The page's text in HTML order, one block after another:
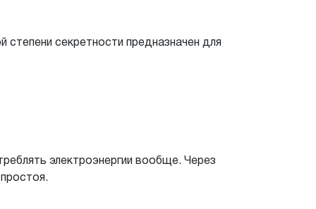
секретности предназначен для
электроэнергии вообще. Через